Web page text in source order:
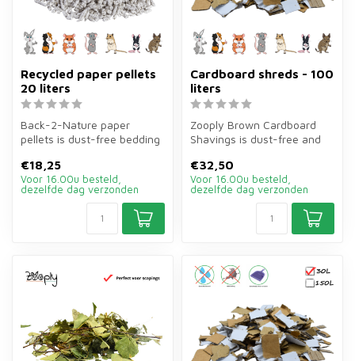
Recycled paper pellets
20 liters
Back-2-Nature paper
pellets is dust-free bedding
99% r...
€18,25
Voor 16.00u besteld,
dezelfde dag verzonden
Cardboard shreds - 100
liters
Zooply Brown Cardboard
Shavings is dust-free and
150...
€32,50
Voor 16.00u besteld,
dezelfde dag verzonden